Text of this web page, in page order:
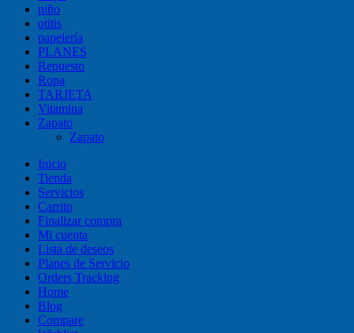
niño
otitis
papelería
PLANES
Repuesto
Ropa
TARJETA
Vitamina
Zapato
Zapato
Inicio
Tienda
Servicios
Carrito
Finalizar compra
Mi cuenta
Lista de deseos
Planes de Servicio
Orders Tracking
Home
Blog
Compare